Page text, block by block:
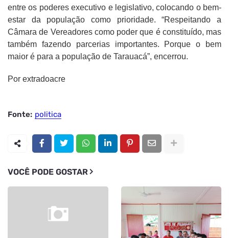
entre os poderes executivo e legislativo, colocando o bem-
estar da população como prioridade. “Respeitando a
Câmara de Vereadores como poder que é constituído, mas
também fazendo parcerias importantes. Porque o bem
maior é para a população de Tarauacá”, encerrou.
Por extradoacre
Fonte: politica
VOCÊ PODE GOSTAR